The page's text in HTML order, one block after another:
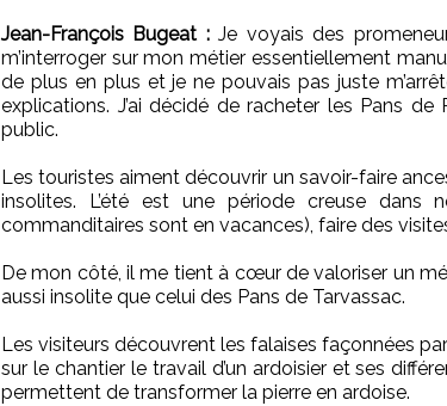
Jean-François Bugeat :Je voyais des
m’interroger sur mon métier essentiellement
de plus en plus et je ne pouvais pas juste
explications. J’ai décidé de racheter les Pans
public.
Les touristes aiment découvrir un savoir-faire
insolites. L’été est une période creuse dans
commanditaires sont en vacances), faire des
De mon côté, il me tient à cœur de valoriser un
aussi insolite que celui des Pans de Tarvassac.
Les visiteurs découvrent les falaises façonnées
sur le chantier le travail d’un ardoisier et ses
permettent de transformer la pierre en ardoise.